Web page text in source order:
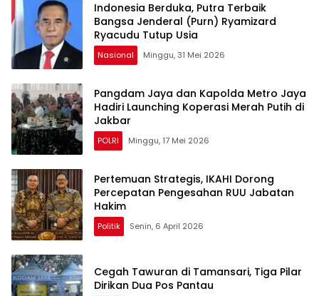
Indonesia Berduka, Putra Terbaik
Bangsa Jenderal (Purn) Ryamizard
Ryacudu Tutup Usia
Nasional Minggu, 31 Mei 2026
Pangdam Jaya dan Kapolda Metro Jaya
Hadiri Launching Koperasi Merah Putih di
Jakbar
POLRI Minggu, 17 Mei 2026
Pertemuan Strategis, IKAHI Dorong
Percepatan Pengesahan RUU Jabatan
Hakim
Politik Senin, 6 April 2026
Cegah Tawuran di Tamansari, Tiga Pilar
Dirikan Dua Pos Pantau